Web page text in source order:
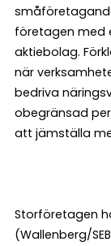
företagen med
aktiebolag.
när
bedriva
obegränsad
att jämställa
Storföretagen
(Wallenberg/